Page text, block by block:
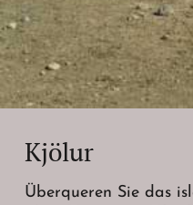
Kjölur
Überqueren Sie das